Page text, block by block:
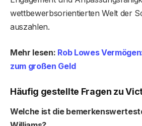
wettbewerbsorientierten Welt der
auszahlen.
Mehr lesen: Rob Lowes
zum großen Geld
Häufig gestellte Fragen zu
Welche ist die